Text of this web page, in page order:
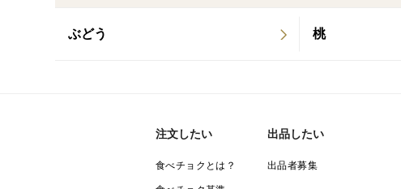
ぶどう 桃
注文したい
食べチョクとは？
出品したい
出品者募集